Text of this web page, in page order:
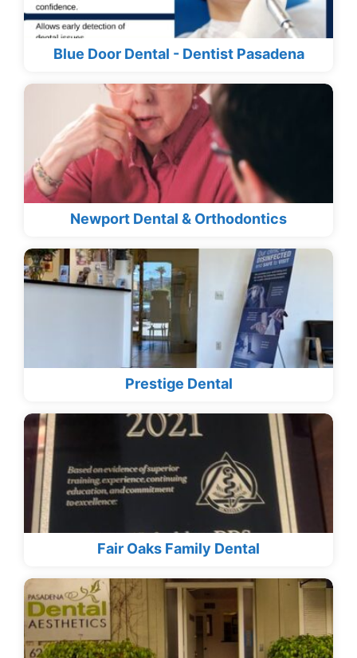
Blue Door Dental - Dentist Pasadena
Newport Dental & Orthodontics
Prestige Dental
Fair Oaks Family Dental